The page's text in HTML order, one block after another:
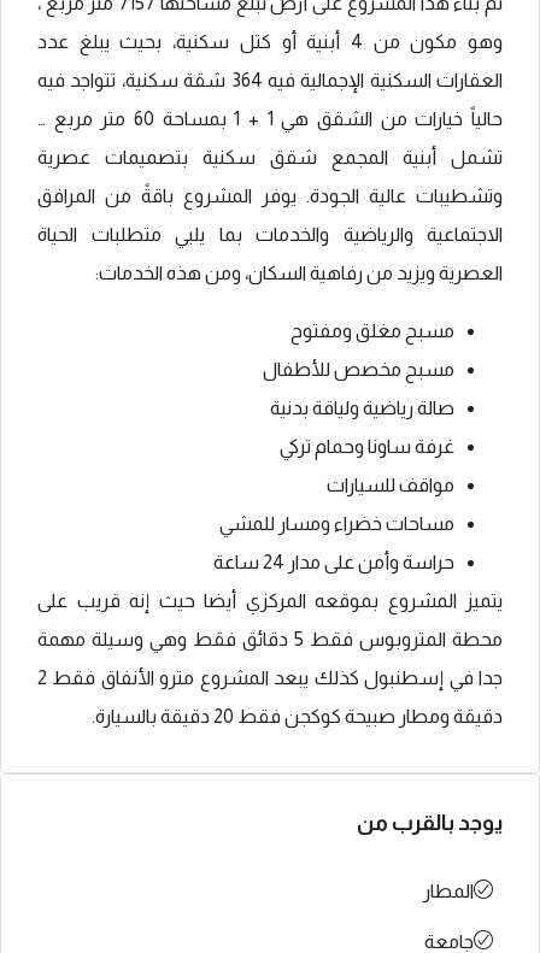
وهو مكون من 4 أبنية أو كتل سكنية، بحيث يبلغ عدد
العقارات السكنية الإجمالية فيه 364 شقة سكنية، تتواجد فيه
حالياً خيارات من الشقق هي 1 + 1 بمساحة 60 متر مربع …
تشمل أبنية المجمع شقق سكنية بتصميمات عصرية
وتشطيبات عالية الجودة. يوفر المشروع باقةً من المرافق
الاجتماعية والرياضية والخدمات بما يلبي متطلبات الحياة
العصرية ويزيد من رفاهية السكان، ومن هذه الخدمات:
مسبح مغلق ومفتوح
مسبح مخصص للأطفال
صالة رياضية ولياقة بدنية
غرفة ساونا وحمام تركي
مواقف للسيارات
مساحات خضراء ومسار للمشي
حراسة وأمن على مدار 24 ساعة
يتميز المشروع بموقعه المركزي أيضا حيث إنه قريب على
محطة المتروبوس فقط 5 دقائق فقط وهي وسيلة مهمة
جدا في إسطنبول كذلك يبعد المشروع مترو الأنفاق فقط 2
دقيقة ومطار صبيحة كوكجن فقط 20 دقيقة بالسيارة.
يوجد بالقرب من
المطار
جامعة